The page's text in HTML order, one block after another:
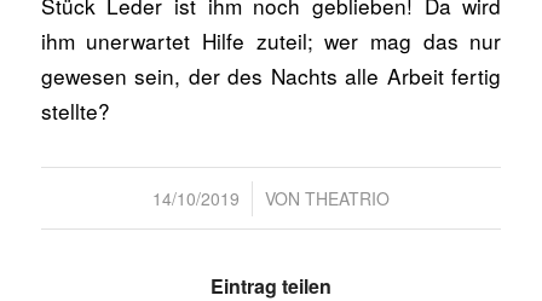
ihm unerwartet Hilfe zuteil; wer mag das nur
gewesen sein, der des Nachts alle Arbeit fertig
stellte?
14/10/2019
/ VON THEATRIO
Eintrag teilen